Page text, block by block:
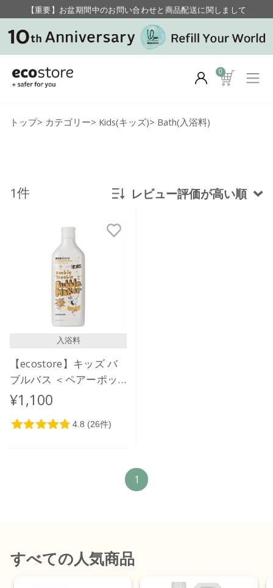
【重要】お盆期間中のお問い合わせと商品配送に関しまして
毎月お得にポイントが貯まる！ “月のポイントアップデー”
0
トップ> カテゴリー> Kids(キッズ)> Bath(入浴料)
1件 レビュー評価が高い順
新着順
入浴料
【ecostore】キッズ バ
ブルバス ＜ペアーポッ
プ＞ 400mL
¥1,100
1
すべての人気商品